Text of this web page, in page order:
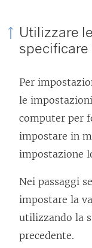
Utilizzare
Per
le
computer per
impostare in
impostazione
Nei passaggi
impostare la
utilizzando la
precedente.